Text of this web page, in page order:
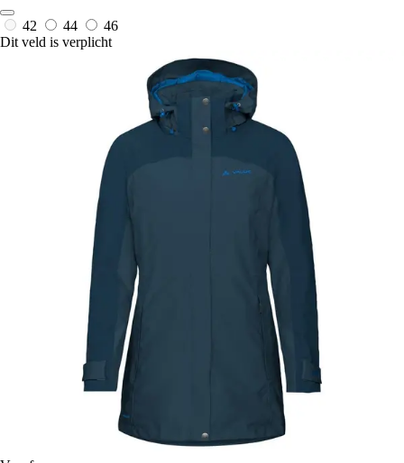
42 44
46
Dit veld is verplicht